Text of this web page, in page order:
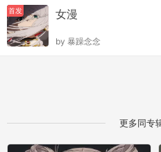
首发 女漫
by 暴躁念念
更多同专